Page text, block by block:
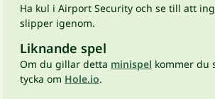
Ha kul i Airport Security och se till att
slipper igenom.
Liknande spel
Om du gillar detta minispel kommer du
tycka om Hole.io.